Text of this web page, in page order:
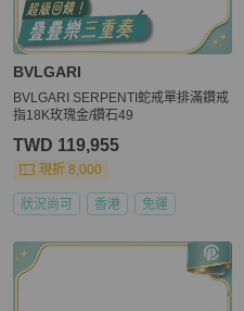
BVLGARI
BVLGARI SERPENTI蛇戒單排滿鑽戒
指18K玫瑰金/鑽石49
TWD 119,955
現折 8,000
狀況尚可 香港 免運